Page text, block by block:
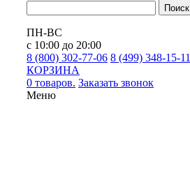
Поиск
ПН-ВС
с 10:00 до 20:00
8 (800) 302-77-06 8 (499) 348-15-11
КОРЗИНА
0 товаров. Заказать звонок
Меню